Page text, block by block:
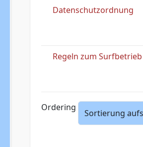
Datenschutzordnung
Regeln zum Surfbetrieb
Ordering